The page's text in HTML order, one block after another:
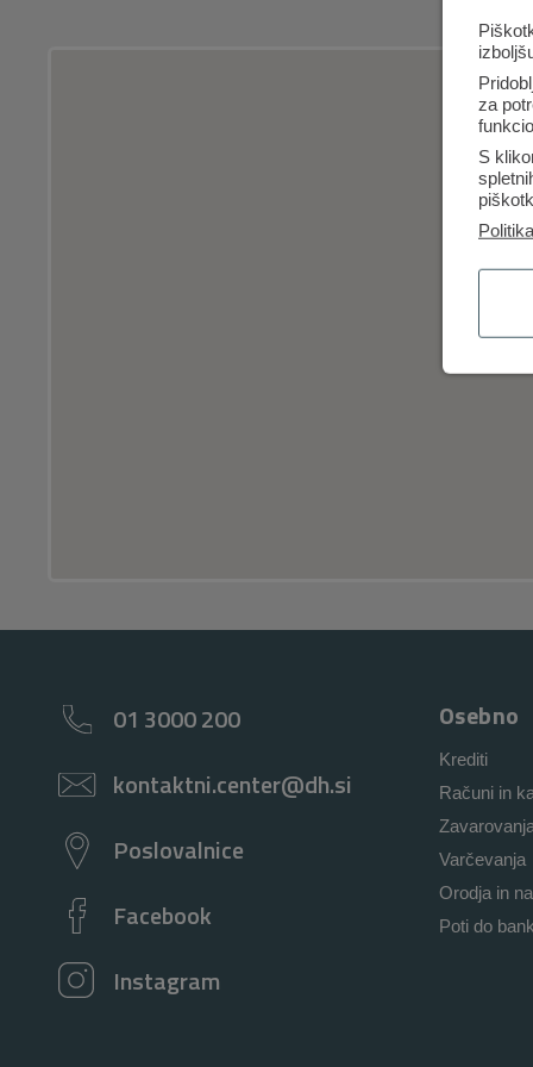
01 3000 200
kontaktni.center@dh.si
Poslovalnice
Facebook
Instagram
Osebno
Krediti
Računi in
Varčevanja
Orodja in
Poti do
za
S